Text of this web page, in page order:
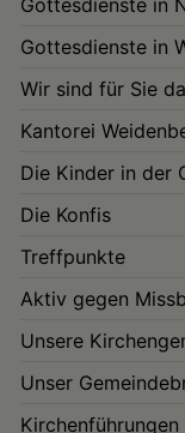
Gottesdienste in
Wir sind für Sie da
Kantorei
Die Kinder in der
Die Konfis
Treffpunkte
Aktiv gegen
Unsere
Unser